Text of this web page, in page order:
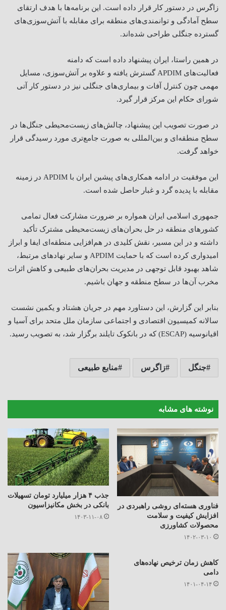
زاگرس در دستور کار قرار داده است. این برنامه‌ها با هدف ارتقای
سطح آمادگی و توانمندی‌های منطقه برای مقابله با آتش‌سوزی‌های
گسترده جنگلی طراحی شده‌اند.
در همین راستا، ایران پیشنهاد داده است که دامنه
فعالیت‌های APDIM گسترش یافته و علاوه بر آتش‌سوزی، مسایل
مهمی چون کنترل آفات و بیماری‌های جنگلی نیز در دستور کار آتی
شورای حکام این مرکز قرار گیرد.
در صورت تصویب این پیشنهاد، چالش‌های زیست‌محیطی جنگل‌ها در
سطح منطقه‌ای و بین‌المللی به صورت جامع‌تری مورد رسیدگی قرار
خواهد گرفت.
این موفقیت در ادامه همکاری‌های پیشین ایران با APDIM در زمینه
مقابله با پدیده گرد و غبار حاصل شده است.
جمهوری اسلامی ایران همواره بر ضرورت مشارکت فعال تمامی
کشورهای منطقه در حل بحران‌های زیست‌محیطی مشترک تأکید
داشته و در این مسیر، نقش کلیدی در هم‌افزایی منطقه‌ای ایفا و ابراز
امیدواری کرده است که با حمایت APDIM و سایر نهادهای مرتبط،
شاهد بهبود قابل توجهی در مدیریت بحران‌های طبیعی و کاهش اثرات
مخرب آن‌ها در سطح منطقه و جهان باشیم.
بنابر این گزارش، این دستاورد مهم در جریان هشتاد و یکمین نشست
سالانه کمیسیون اقتصادی و اجتماعی سازمان ملل‌ متحد برای آسیا و
اقیانوسیه (ESCAP)که در بانکوک تایلند برگزار شد، به تصویب رسید.
جنگل زاگرس منابع طبیعی
نوشته های مشابه
فناوری هسته‌ای روشی راهبردی در
افزایش کیفیت و سلامت
محصولات کشاورزی
۱۴۰۲-۰۳-۱۰
جذب ۴ هزار میلیارد تومان تسهیلات
بانکی در بخش مکانیزاسیون
۱۴۰۳-۱۱-۰۸
کاهش زمان ترخیص نهاده‌های
دامی
۱۴۰۱-۰۴-۱۴